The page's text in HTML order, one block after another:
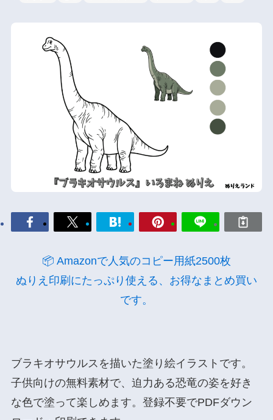
📦 Amazonで人気のコピー用紙2500枚
ぬりえ印刷にたっぷり使える、お得なまとめ買い
です。
ブラキオサウルスを描いた塗り絵イラストです。
子供向けの無料素材で、迫力ある恐竜の姿を好き
な色で塗って楽しめます。登録不要でPDFダウン